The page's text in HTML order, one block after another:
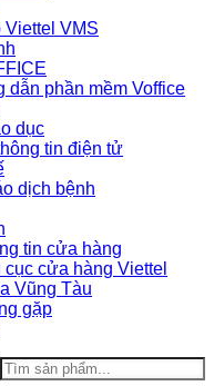
Viettel VMS
dẫn phần mềm Voffice
dục
tin điện tử
dịch bệnh
tin cửa hàng
cửa hàng Viettel
Vũng Tàu
gặp